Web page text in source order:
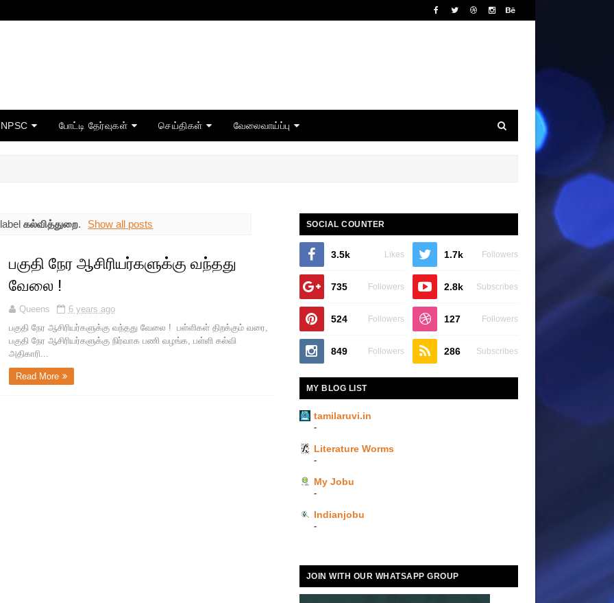
போட்டி தேர்வுகள் செய்திகள் வேலைவாய்ப்பு
கல்வித்துறை. Show all posts
பகுதி நேர ஆசிரியர்களுக்கு வந்தது
வேலை !
Queens
6 years ago
பகுதி நேர ஆசிரியர்களுக்கு வந்தது வேலை ! பள்ளிகள் திறக்கும் வரை,
பகுதி நேர ஆசிரியர்களுக்கு நிர்வாக பணி வழங்க, பள்ளி கல்வி
அதிகாரி...
Read More
SOCIAL COUNTER
3.5k Likes 1.7k Followers
735 Followers 2.8k Subscribes
524 Followers 127 Followers
849 Followers 286 Subscribes
MY BLOG LIST
tamilaruvi.in
-
Literature Worms
-
My Jobu
-
Indianjobu
-
JOIN WITH OUR WHATSAPP GROUP